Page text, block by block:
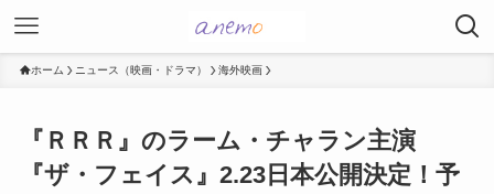
ホーム ニュース（映画・ドラマ） 海外映画
『ＲＲＲ』のラーム・チャラン主演
『ザ・フェイス』2.23日本公開決定！予